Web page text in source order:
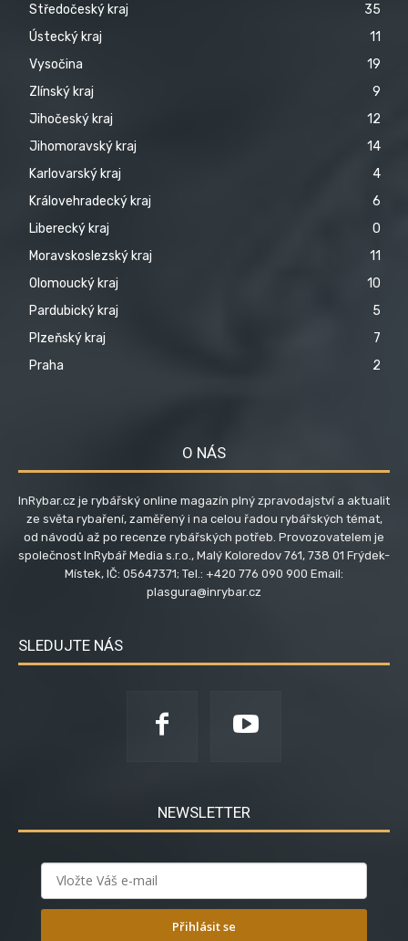
Středočeský kraj
35
Ústecký kraj
11
Vysočina
19
Zlínský kraj
9
Jihočeský kraj
12
Jihomoravský kraj
14
Karlovarský kraj
4
Královehradecký kraj
6
Liberecký kraj
0
Moravskoslezský kraj
11
Olomoucký kraj
10
Pardubický kraj
5
Plzeňský kraj
7
Praha
2
O NÁS
InRybar.cz je rybářský online magazín plný zpravodajství a aktualit
ze světa rybaření, zaměřený i na celou řadou rybářských témat,
od návodů až po recenze rybářských potřeb. Provozovatelem je
společnost InRybář Media s.r.o., Malý Koloredov 761, 738 01 Frýdek-
Místek, IČ: 05647371; Tel.: +420 776 090 900 Email:
plasgura@inrybar.cz
SLEDUJTE NÁS
NEWSLETTER
Přihlásit se